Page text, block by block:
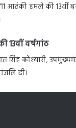
आतंकी हमले की 13वीं
13वीं वर्षगांठ
सिंह कोश्यारी,
दी।